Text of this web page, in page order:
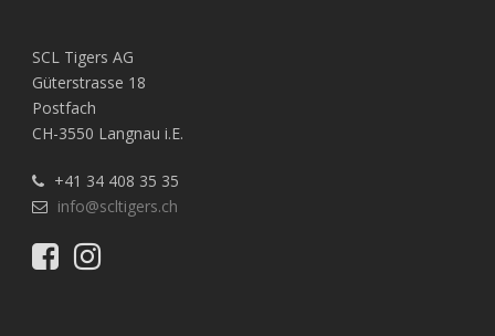
SCL Tigers AG
Güterstrasse 18
Postfach
CH-3550 Langnau i.E.
+41 34 408 35 35
info@scltigers.ch